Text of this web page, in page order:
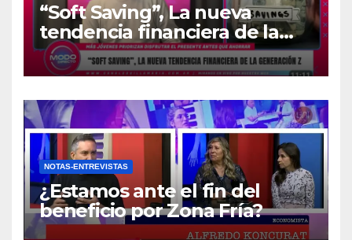
“Soft Saving”, La nueva
tendencia financiera de la
generación Z
NOTAS-ENTREVISTAS
¿Estamos ante el fin del
beneficio por Zona Fría?